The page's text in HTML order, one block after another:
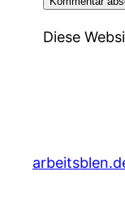
Diese